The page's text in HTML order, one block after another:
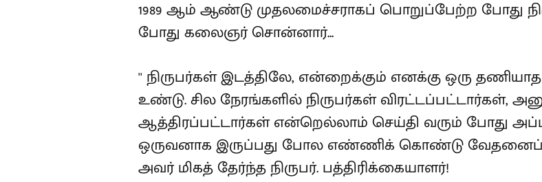
1989 ஆம் ஆண்டு முதலமைச்சராகப் பொறுப்பேற்ற போது
போது கலைஞர் சொன்னார்...
'' நிருபர்கள் இடத்திலே, என்றைக்கும் எனக்கு ஒரு
உண்டு. சில நேரங்களில் நிருபர்கள் விரட்டப்பட்டார்கள்,
ஆத்திரப்பட்டார்கள் என்றெல்லாம் செய்தி வரும் போது
ஒருவனாக இருப்பது போல எண்ணிக் கொண்டு
அவர் மிகத் தேர்ந்த நிருபர். பத்திரிக்கையாளர்!